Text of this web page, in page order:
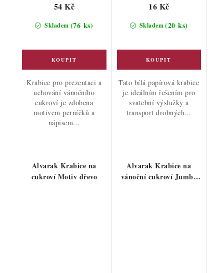
Skladem (76 ks)
54 Kč
Krabice pro prezentaci a
uchování vánočního
cukroví je zdobena
motivem perníčků a
nápisem...
Skladem(20 ks)
16 Kč
Tato bílá papírová krabice
je ideálním řešením pro
svatební výslužky a
transport drobných...
Alvarak Krabice na
cukroví Motiv dřevo
Alvarak Krabice na
vánoční cukroví Jumbo